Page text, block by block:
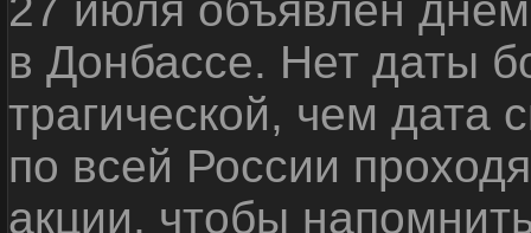
27 июля объявлен
в Донбассе. Нет даты
трагической, чем дата
по всей России
акции, чтобы